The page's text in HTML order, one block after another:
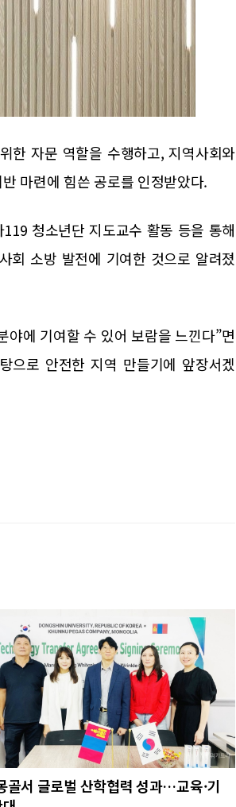
한 자문 역할을 수행하고, 지역사회와
마련에 힘쓴 공로를 인정받았다.
청소년단 지도교수 활동 등을 통해
회 소방 발전에 기여한 것으로 알려졌
에 기여할 수 있어 보람을 느낀다”면
으로 안전한 지역 만들기에 앞장서겠
골서 글로벌 산학협력 성과…교육·기